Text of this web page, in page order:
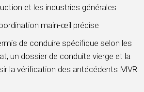
et les industries générales
main-œil précise
de conduire spécifique selon les
un dossier de conduite vierge et la
la vérification des antécédents MVR